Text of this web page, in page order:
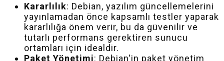
Kararlılık: Debian, yazılım güncellemelerini
yayınlamadan önce kapsamlı testler yaparak
kararlılığa önem verir, bu da güvenilir ve
tutarlı performans gerektiren sunucu
ortamları için idealdir.
Paket Yönetimi: Debian'in paket yönetim